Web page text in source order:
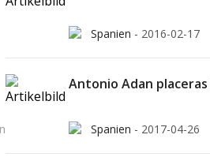
Spanien - 2016-02-17
Antonio Adan
Spanien - 2017-04-26